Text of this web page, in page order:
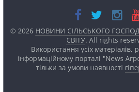
© 2026 НОВИНИ СІЛЬСЬКОГО
СВІТУ. All rights
Використання усіх матеріалів,
інформаційному порталі "News
тільки за умови наявності